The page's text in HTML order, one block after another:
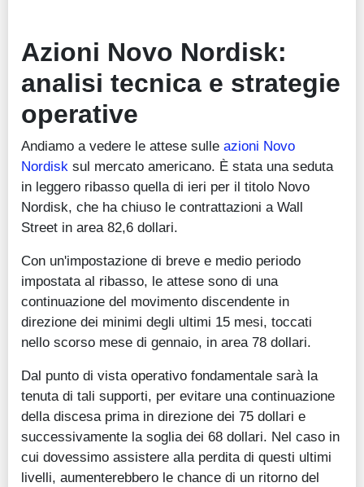
Azioni Novo Nordisk:
analisi tecnica e strategie
operative
Andiamo a vedere le attese sulle azioni Novo
Nordisk sul mercato americano. È stata una seduta
in leggero ribasso quella di ieri per il titolo Novo
Nordisk, che ha chiuso le contrattazioni a Wall
Street in area 82,6 dollari.
Con un'impostazione di breve e medio periodo
impostata al ribasso, le attese sono di una
continuazione del movimento discendente in
direzione dei minimi degli ultimi 15 mesi, toccati
nello scorso mese di gennaio, in area 78 dollari.
Dal punto di vista operativo fondamentale sarà la
tenuta di tali supporti, per evitare una continuazione
della discesa prima in direzione dei 75 dollari e
successivamente la soglia dei 68 dollari. Nel caso in
cui dovessimo assistere alla perdita di questi ultimi
livelli, aumenterebbero le chance di un ritorno del